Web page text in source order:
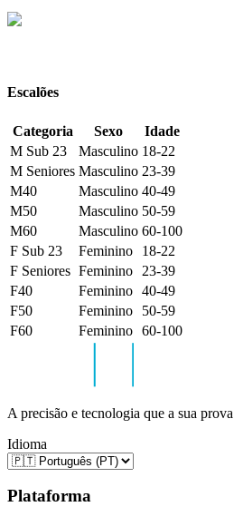
Escalões
Categoria Sexo
Idade
M Sub 23
Masculino 18-22
M Seniores Masculino 23-39
M40
Masculino 40-49
M50
Masculino 50-59
M60
Masculino 60-100
F Sub 23
Feminino
18-22
F Seniores Feminino
23-39
F40
Feminino 40-49
F50
Feminino
50-59
F60
Feminino 60-100
A precisão e tecnologia que a sua
Idioma
Plataforma